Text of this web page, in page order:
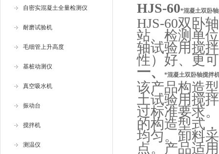
自密实混凝土全量检测仪
耐磨试验机
毛细管上升高度
基桩动测仪
真空吸水机
振动台
搅拌机
测温仪
HJS-60*混凝土双卧
HJS-60双卧
站、检测单
轴试验用搅
性）好、更
一、
*混凝土双卧轴搅拌
该产品构造
土试验用搅
过标准要求
的构造型式
均匀。卸料
点。产品适